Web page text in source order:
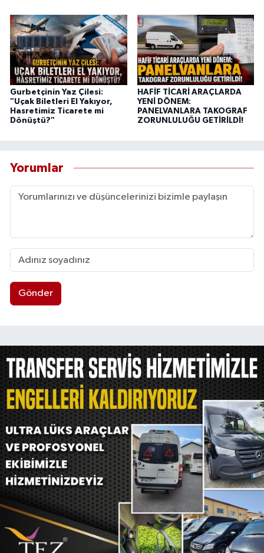
Gurbetçinin Yaz Çilesi:
"Uçak Biletleri El Yakıyor,
Hasretimiz Ticarete mi
Dönüştü?"
HAFİF TİCARİ ARAÇLARDA
YENİ DÖNEM:
PANELVANLARA TAKOGRAF
ZORUNLULUĞU GETİRİLDİ!
Yorumlar
Gönder